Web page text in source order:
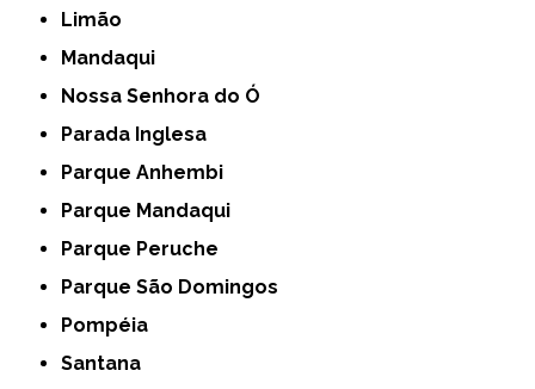
Limão
Mandaqui
Nossa Senhora do Ó
Parada Inglesa
Parque Anhembi
Parque Mandaqui
Parque Peruche
Parque São Domingos
Pompéia
Santana